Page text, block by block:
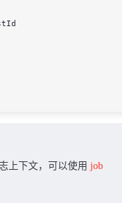
上下文，可以使用 job